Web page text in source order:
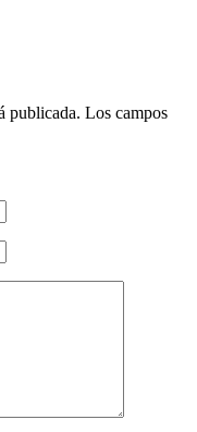
publicada. Los campos